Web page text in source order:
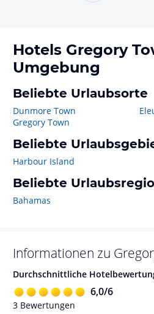
Hotels Gregory
Umgebung
Beliebte Urlaubsorte
Dunmore Town
Gregory Town
Beliebte
Harbour Island
Beliebte
Bahamas
Informationen zu
Durchschnittliche
6,0/6
3 Bewertungen